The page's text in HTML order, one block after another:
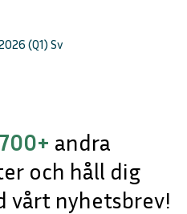
(Q1) Sv
andra
och håll dig
vårt nyhetsbrev!